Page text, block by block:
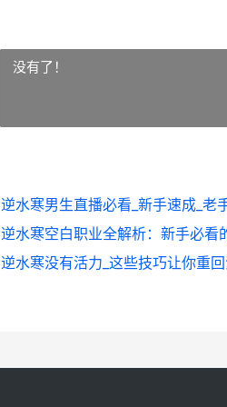
没有了！
逆水寒空白职业全解析：新手必看
逆水寒没有活力_这些技巧让你重